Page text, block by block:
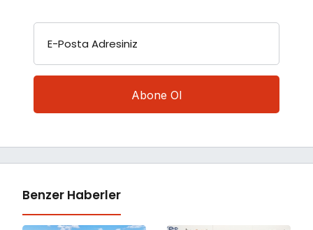
E-Posta Adresiniz
Benzer Haberler